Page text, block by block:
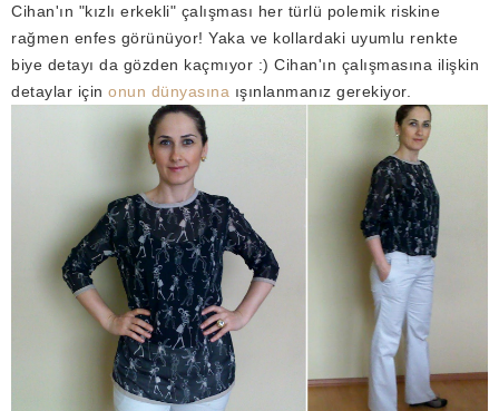
Cihan'ın "kızlı erkekli" çalışması her türlü polemik riskine
rağmen enfes görünüyor! Yaka ve kollardaki uyumlu renkte
biye detayı da gözden kaçmıyor :) Cihan'ın çalışmasına ilişkin
detaylar için onun dünyasına ışınlanmanız gerekiyor.